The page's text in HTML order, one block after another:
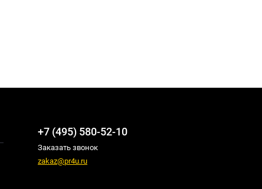
+7 (495) 580-52-10
Заказать звонок
zakaz@pr4u.ru